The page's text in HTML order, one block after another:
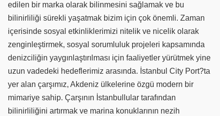
edilen bir marka olarak bilinmesini sağlamak ve bu
bilinirliliği sürekli yaşatmak bizim için çok önemli. Zaman
içerisinde sosyal etkinliklerimizi nitelik ve nicelik olarak
zenginleştirmek, sosyal sorumluluk projeleri kapsamında
denizciliğin yaygınlaştırılması için faaliyetler yürütmek yine
uzun vadedeki hedeflerimiz arasında. İstanbul City Port?ta
yer alan çarşımız, Akdeniz ülkelerine özgü modern bir
mimariye sahip. Çarşının İstanbullular tarafından
bilinirliliğini artırmak ve marina konuklarının nezih